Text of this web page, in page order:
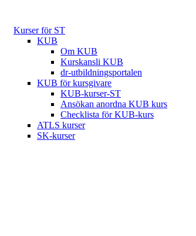
Kurser för ST
KUB
Om KUB
Kurskansli KUB
dr-utbildningsportalen
KUB för kursgivare
KUB-kurser-ST
Ansökan anordna KUB kurs
Checklista för KUB-kurs
ATLS kurser
SK-kurser